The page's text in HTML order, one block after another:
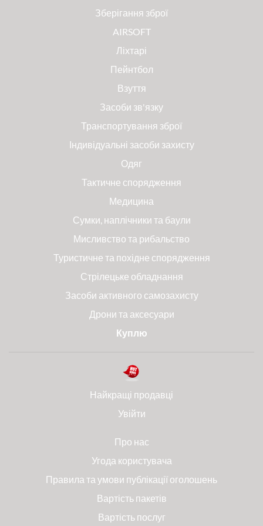
Зберігання зброї
AIRSOFT
Ліхтарі
Пейнтбол
Взуття
Засоби зв'язку
Транспортування зброї
Індивідуальні засоби захисту
Одяг
Тактичне спорядження
Медицина
Сумки, наплічники та баули
Мисливство та рибальство
Туристичне та похідне спорядження
Стрілецьке обладнання
Засоби активного самозахисту
Дрони та аксесуари
Куплю
Найкращі продавці
Увійти
Про нас
Угода користувача
Правила та умови публікації оголошень
Вартість пакетів
Вартість послуг